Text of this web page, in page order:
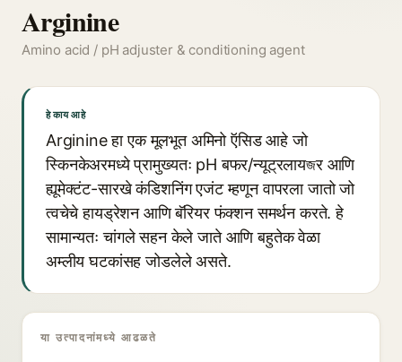
Arginine
Amino acid / pH adjuster & conditioning agent
हे काय आहे
Arginine हा एक मूलभूत अमिनो ऍसिड आहे जो
स्किनकेअरमध्ये प्रामुख्यतः pH बफर/न्यूट्रलायজर आणि
ह्यूमेक्टंट-सारखे कंडिशनिंग एजंट म्हणून वापरला जातो जो
त्वचेचे हायड्रेशन आणि बॅरियर फंक्शन समर्थन करते. हे
सामान्यतः चांगले सहन केले जाते आणि बहुतेक वेळा
अम्लीय घटकांसह जोडलेले असते.
या उत्पादनांमध्ये आढळते